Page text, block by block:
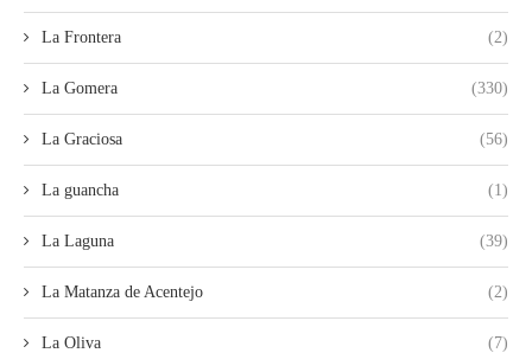
La Frontera (2)
La Gomera (330)
La Graciosa (56)
La guancha (1)
La Laguna (39)
La Matanza de Acentejo (2)
La Oliva (7)